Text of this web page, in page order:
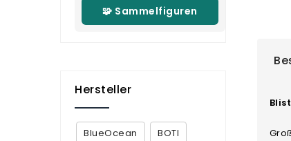
🧩 Sammelfiguren
Hersteller
BlueOcean BOTI